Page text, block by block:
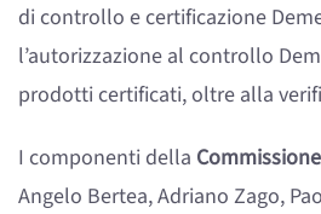
di controllo e certificazione
l’autorizzazione al controllo
prodotti certificati, oltre alla
I componenti della
Angelo Bertea, Adriano Zago,